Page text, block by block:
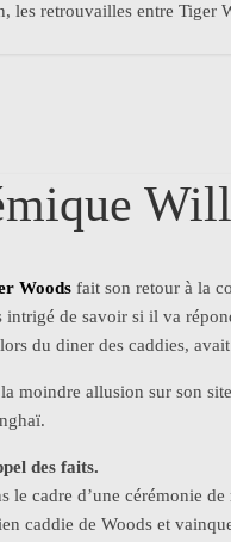
les retrouvailles entre
Woods fait son retour à la
intrigé de savoir si il va
du diner des caddies,
la moindre allusion sur son
des faits.
le cadre d’une cérémonie
caddie de Woods et